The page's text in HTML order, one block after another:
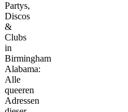
Partys,
Discos
&
Clubs
in
Birmingham
Alabama:
Alle
queeren
Adressen